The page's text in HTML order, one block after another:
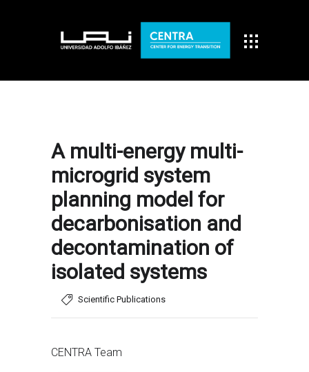
A multi-energy multi-
microgrid system
planning model for
decarbonisation and
decontamination of
isolated systems
Scientific Publications
CENTRA Team